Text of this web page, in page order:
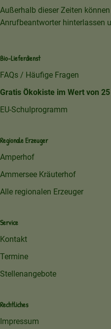
Außerhalb dieser Zeiten
Anrufbeantworter hinterlassen
Bio-Lieferdienst
FAQs / Häufige Fragen
Gratis Ökokiste im Wert von
EU-Schulprogramm
Regionale Erzeuger
Amperhof
Ammersee Kräuterhof
Alle regionalen Erzeuger
Service
Kontakt
Termine
Stellenangebote
Rechtliches
Impressum